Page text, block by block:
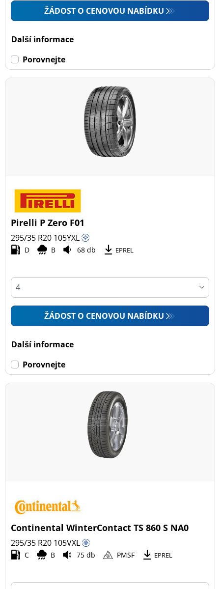
ŽÁDOST O CENOVOU NABÍDKU
Další informace
Porovnejte
Pirelli P Zero F01
295/35 R20 105YXL
D B 68 db EPREL
ŽÁDOST O CENOVOU NABÍDKU
Další informace
Porovnejte
Continental WinterContact TS 860 S NA0
295/35 R20 105VXL
C B 75 db PMSF EPREL